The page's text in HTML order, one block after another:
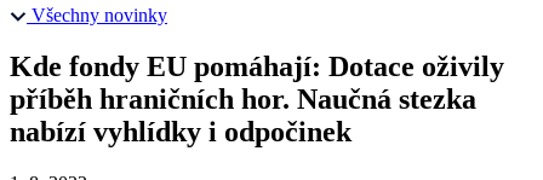
Všechny novinky
Kde fondy EU pomáhají: Dotace oživily
příběh hraničních hor. Naučná stezka
nabízí vyhlídky i odpočinek